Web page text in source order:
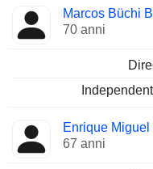
Marcos Büchi
70 anni
Enrique
67 anni